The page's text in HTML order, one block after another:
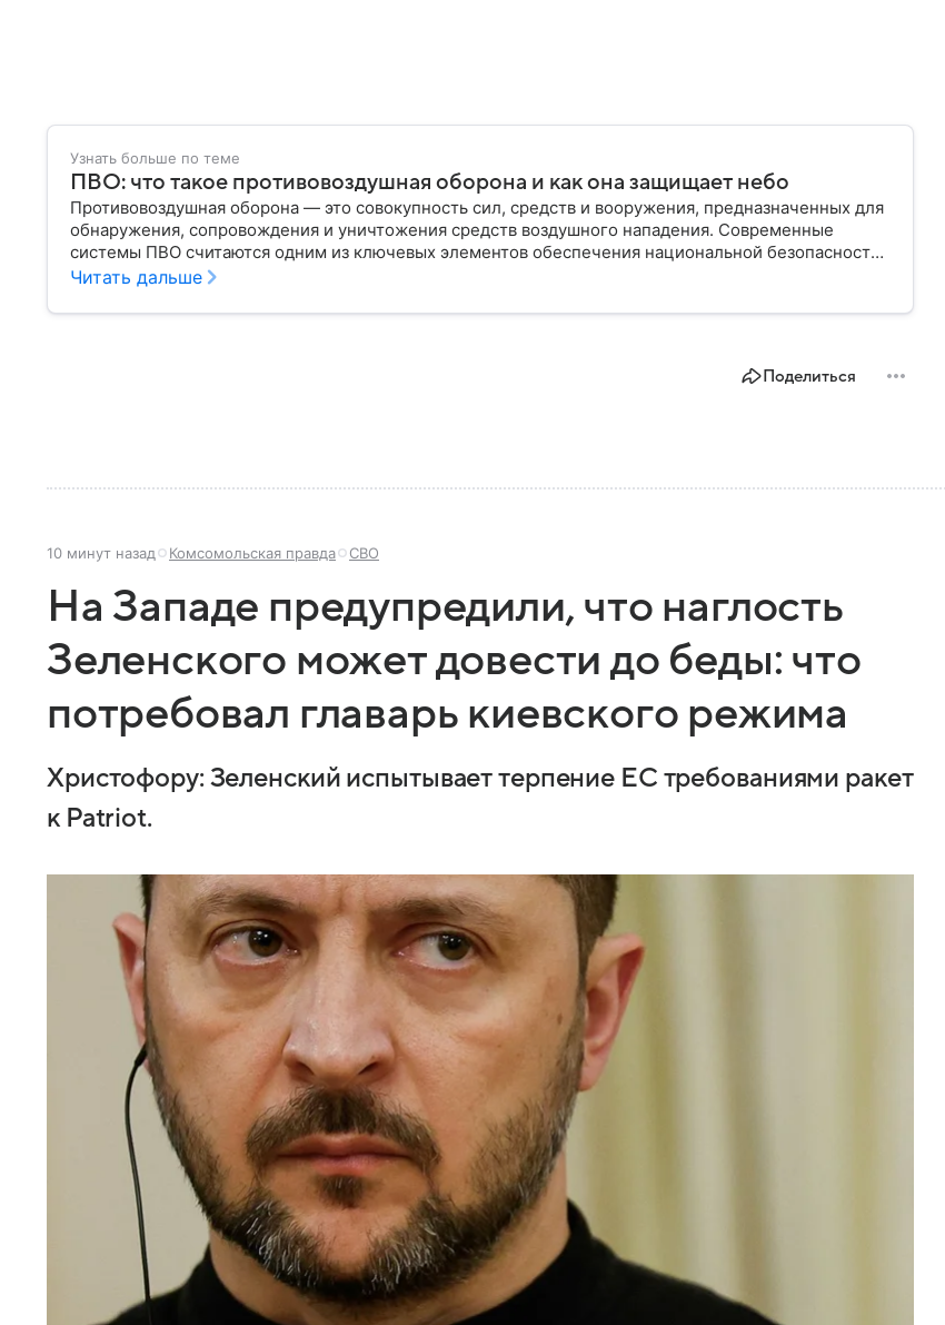
Узнать больше по теме
ПВО: что такое противовоздушная оборона и как она защищает небо
Противовоздушная оборона — это совокупность сил, средств и вооружения, предназначенных для
обнаружения, сопровождения и уничтожения средств воздушного нападения. Современные
системы ПВО считаются одним из ключевых элементов обеспечения национальной безопасности
любого государства: собрали о них главное.
Читать дальше
Поделиться
10 минут назад Комсомольская правда СВО
На Западе предупредили, что наглость
Зеленского может довести до беды: что
потребовал главарь киевского режима
Христофору: Зеленский испытывает терпение ЕС требованиями ракет
к Patriot.